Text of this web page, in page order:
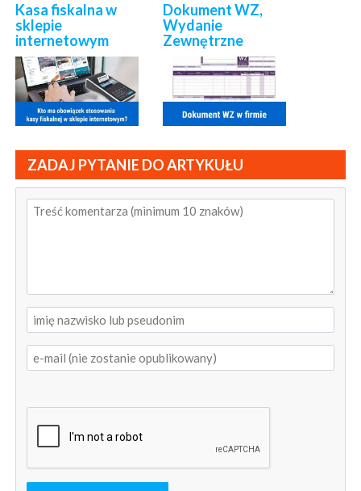
Kasa fiskalna w
sklepie
internetowym
Dokument WZ,
Wydanie
Zewnętrzne
ZADAJ PYTANIE DO ARTYKUŁU